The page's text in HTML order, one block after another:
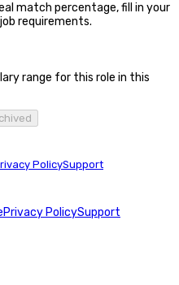
match percentage, fill in your
requirements.
range for this role in this
PolicySupport
Privacy PolicySupport